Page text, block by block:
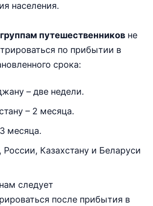
населения.
путешественников не
по прибытии в
срока:
– две недели.
– 2 месяца.
месяца.
Казахстану и Беларуси
следует
после прибытия в